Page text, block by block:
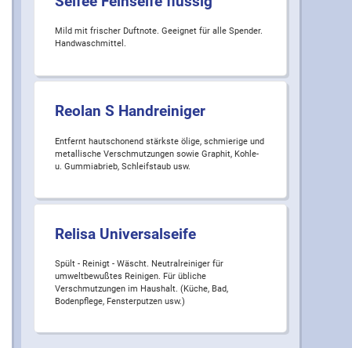
Mild mit frischer Duftnote. Geeignet für alle Spender.
Handwaschmittel.
Reolan S Handreiniger
Entfernt hautschonend stärkste ölige, schmierige und
metallische Verschmutzungen sowie Graphit, Kohle-
u. Gummiabrieb, Schleifstaub usw.
Relisa Universalseife
Spült - Reinigt - Wäscht. Neutralreiniger für
umweltbewußtes Reinigen. Für übliche
Verschmutzungen im Haushalt. (Küche, Bad,
Bodenpflege, Fensterputzen usw.)